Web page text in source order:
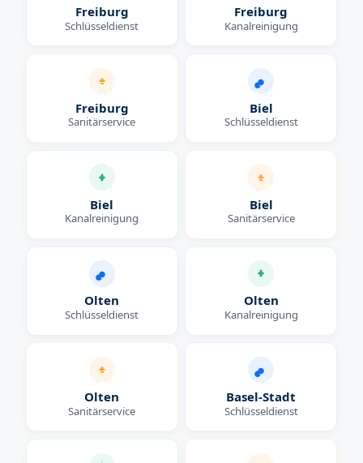
Freiburg
Schlüsseldienst
Freiburg
Kanalreinigung
Freiburg
Sanitärservice
Biel
Schlüsseldienst
Biel
Kanalreinigung
Biel
Sanitärservice
Olten
Schlüsseldienst
Olten
Kanalreinigung
Olten
Sanitärservice
Basel-Stadt
Schlüsseldienst